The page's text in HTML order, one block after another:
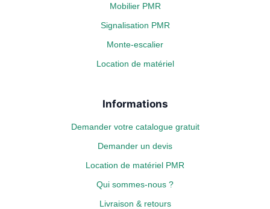
Mobilier PMR
Signalisation PMR
Monte-escalier
Location de matériel
Informations
Demander votre catalogue gratuit
Demander un devis
Location de matériel PMR
Qui sommes-nous ?
Livraison & retours